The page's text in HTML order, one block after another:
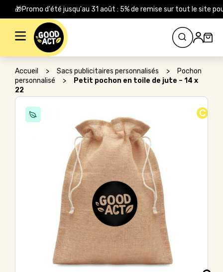
🎁Promo d'été jusqu'au 31 août : 5% de remise sur tout le site
Rechercher :
Accueil > Sacs publicitaires personnalisés >
Pochon
personnalisé
>
Petit pochon en toile de jute – 14 x
22
C